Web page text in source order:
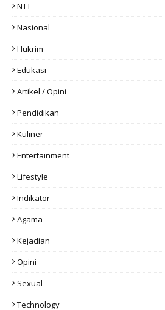
NTT
Nasional
Hukrim
Edukasi
Artikel / Opini
Pendidikan
Kuliner
Entertainment
Lifestyle
Indikator
Agama
Kejadian
Opini
Sexual
Technology